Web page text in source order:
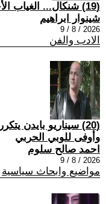
(19) شنكال... الغياب الأخير
شينوار ابراهيم
2026 / 8 / 9
الادب والفن
(20) سيناريو بايدن
وأوفى للوبي الحربي
احمد صالح سلوم
2026 / 8 / 9
مواضيع وابحاث سياسية